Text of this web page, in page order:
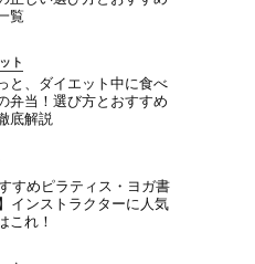
覧
ト
と、ダイエット中に食べ
弁当！選び方とおすすめ
底解説
すめピラティス・ヨガ書
インストラクターに人気
これ！